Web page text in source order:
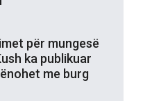
për mungesë
ka publikuar
me burg